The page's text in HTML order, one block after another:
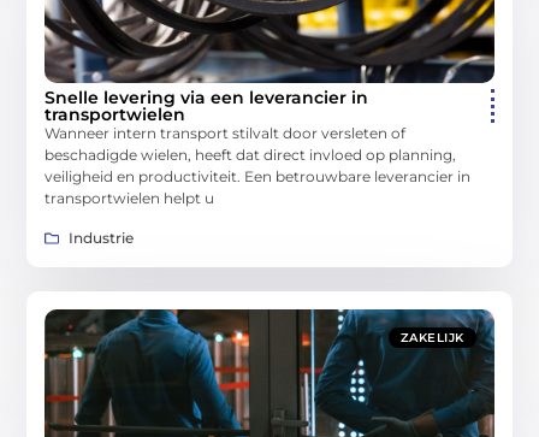
Snelle levering via een leverancier in
transportwielen
Wanneer intern transport stilvalt door versleten of
beschadigde wielen, heeft dat direct invloed op planning,
veiligheid en productiviteit. Een betrouwbare leverancier in
transportwielen helpt u
Industrie
ZAKELIJK